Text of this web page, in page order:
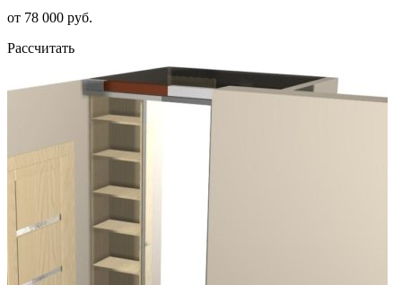
от 78 000 руб.
Рассчитать